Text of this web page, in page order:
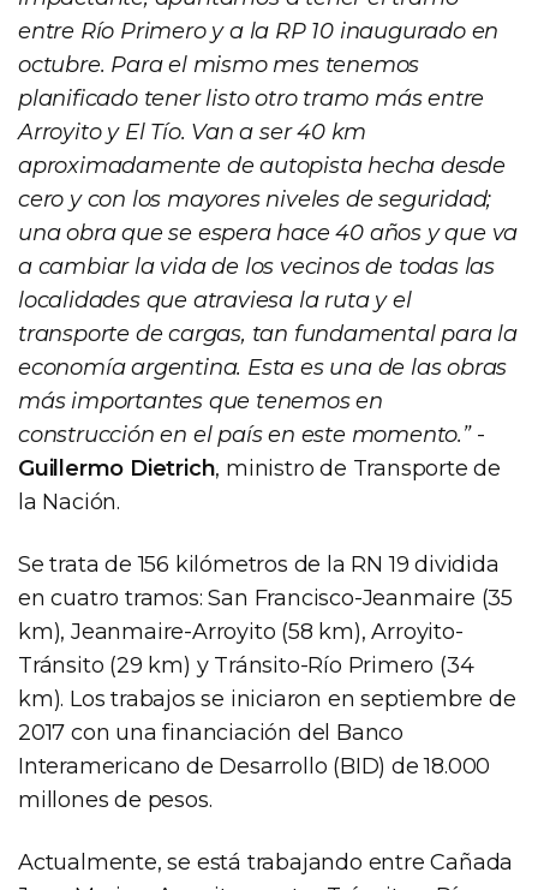
entre Río Primero y a la RP 10 inaugurado en
octubre. Para el mismo mes tenemos
planificado tener listo otro tramo más entre
Arroyito y El Tío. Van a ser 40 km
aproximadamente de autopista hecha desde
cero y con los mayores niveles de seguridad;
una obra que se espera hace 40 años y que va
a cambiar la vida de los vecinos de todas las
localidades que atraviesa la ruta y el
transporte de cargas, tan fundamental para la
economía argentina. Esta es una de las obras
más importantes que tenemos en
construcción en el país en este momento.”-
Guillermo Dietrich, ministro de Transporte de
la Nación.
Se trata de 156 kilómetros de la RN 19 dividida
en cuatro tramos: San Francisco-Jeanmaire (35
km), Jeanmaire-Arroyito (58 km), Arroyito-
Tránsito (29 km) y Tránsito-Río Primero (34
km). Los trabajos se iniciaron en septiembre de
2017 con una financiación del Banco
Interamericano de Desarrollo (BID) de 18.000
millones de pesos.
Actualmente, se está trabajando entre Cañada